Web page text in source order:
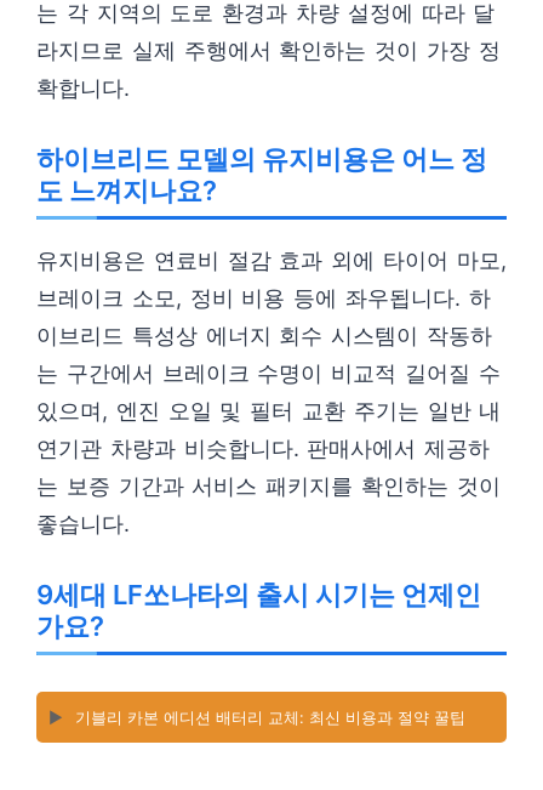
는 각 지역의 도로 환경과 차량 설정에 따라 달
라지므로 실제 주행에서 확인하는 것이 가장 정
확합니다.
하이브리드 모델의 유지비용은 어느 정
도 느껴지나요?
유지비용은 연료비 절감 효과 외에 타이어 마모,
브레이크 소모, 정비 비용 등에 좌우됩니다. 하
이브리드 특성상 에너지 회수 시스템이 작동하
는 구간에서 브레이크 수명이 비교적 길어질 수
있으며, 엔진 오일 및 필터 교환 주기는 일반 내
연기관 차량과 비슷합니다. 판매사에서 제공하
는 보증 기간과 서비스 패키지를 확인하는 것이
좋습니다.
9세대 LF쏘나타의 출시 시기는 언제인
가요?
▶️ 기블리 카본 에디션 배터리 교체: 최신 비용과 절약 꿀팁